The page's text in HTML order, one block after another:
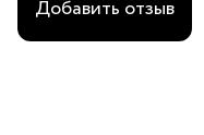
Добавить отзыв